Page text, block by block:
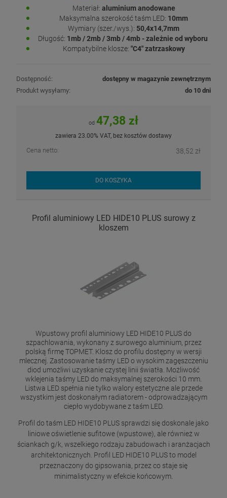
Materiał: aluminium anodowane
Maksymalna szerokość taśm LED: 10mm
Wymiary (szer./wys.): 50,4x14,7mm
Długość: 1mb / 2mb / 3mb / 4mb - zależnie od wyboru
Kompatybilne klosze: "C4" zatrzaskowy
Dostępność:
dostępny w magazynie zewnętrznym
Produkt wysyłamy:
do 10 dni
od 47,38 zł
zawiera 23.00% VAT, bez kosztów dostawy
Cena netto: 38,52 zł
DO KOSZYKA
Profil aluminiowy LED HIDE10 PLUS surowy z
kloszem
Wpustowy profil aluminiowy LED HIDE10 PLUS do
szpachlowania, wykonany z surowego aluminium, przez
polską firmę TOPMET. Klosz do profilu dostępny w wersji
mlecznej. Zastosowanie taśmy LED o wysokim zagęszczeniu
diod umożliwi uzyskanie czystej linii światła. Możliwość
wklejenia taśmy LED do maksymalnej szerokości 10 mm.
Listwa LED spełnia nie tylko walory estetyczne ale przede
wszystkim jest doskonałym radiatorem - odprowadzającym
ciepło wydobywane z taśm LED.
Profil do taśm LED HIDE10 PLUS sprawdzi się doskonale jako
liniowe oświetlenie sufitowe (wpustowe), ale również w
ściankach g/k, wszelkiego rodzaju zabudowach i aranżacjach
architektonicznych. Profil LED HIDE10 PLUS to model
przeznaczony do gipsowania, przez co staje się
minimalistyczny w efekcie końcowym.